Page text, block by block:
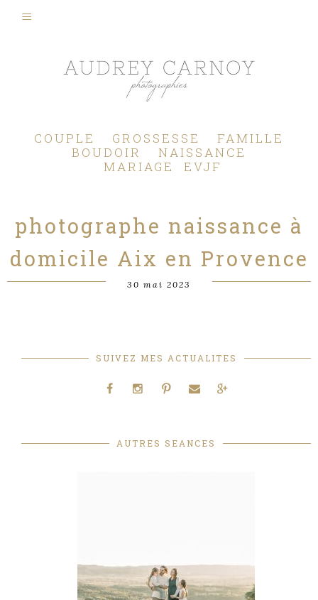
COUPLE GROSSESSE
FAMILLE
BOUDOIR
NAISSANCE
MARIAGE
EVJF
photographe naissance à
domicile Aix en Provence
30 mai 2023
SUIVEZ MES ACTUALITES
AUTRES SEANCES